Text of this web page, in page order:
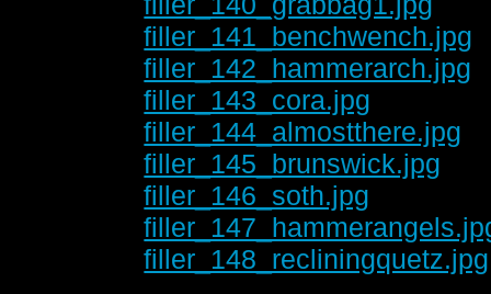
filler_141_benchwench.jpg
filler_142_hammerarch.jpg
filler_143_cora.jpg
filler_144_almostthere.jpg
filler_145_brunswick.jpg
filler_146_soth.jpg
filler_148_recliningquetz.jpg